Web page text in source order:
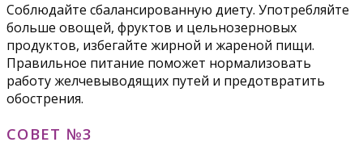
Соблюдайте сбалансированную диету. Употребляйте
больше овощей, фруктов и цельнозерновых
продуктов, избегайте жирной и жареной пищи.
Правильное питание поможет нормализовать
работу желчевыводящих путей и предотвратить
обострения.
СОВЕТ №3